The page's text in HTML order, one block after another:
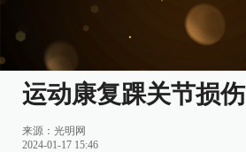
运动康复踝关节损伤
来源： 光明网
2024-01-17 15:46